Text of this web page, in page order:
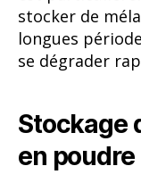
stocker de
longues
se dégrader
Stockage
en poudre